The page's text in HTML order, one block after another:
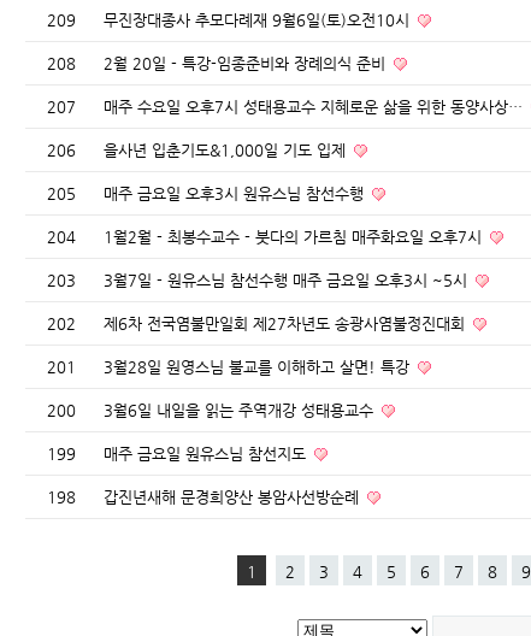
209 무진장대종사 추모다례재 9월6일(토)오전10시
208 2월 20일 - 특강-임종준비와 장례의식 준비
207 매주 수요일 오후7시 성태용교수 지혜로운 삶을 위한 동양사상…
206 을사년 입춘기도&1,000일 기도 입제
205 매주 금요일 오후3시 원유스님 참선수행
204 1월2월 - 최봉수교수 - 붓다의 가르침 매주화요일 오후7시
203 3월7일 - 원유스님 참선수행 매주 금요일 오후3시 ~5시
202 제6차 전국염불만일회 제27차년도 송광사염불정진대회
201 3월28일 원영스님 불교를 이해하고 살면! 특강
200 3월6일 내일을 읽는 주역개강 성태용교수
199 매주 금요일 원유스님 참선지도
198 갑진년새해 문경희양산 봉암사선방순례
1 2 3 4 5 6 7 8 9